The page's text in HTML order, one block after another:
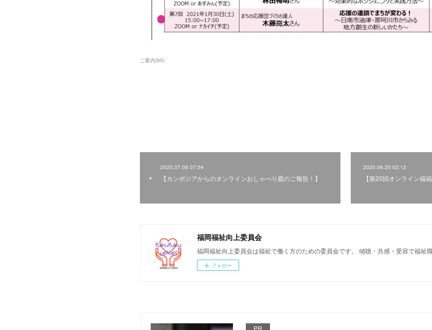
ご案内(95)
2020.07.08 07:54
【カンボジアからのオンラインおしゃべり庭のご報告！】
2020.06.25 02:12
【第20回オンライン福
福岡福祉向上委員会
福岡福祉向上委員会は福祉で働く方のための委員会です。 傾聴・共感・受容で福祉
フォロー
PR